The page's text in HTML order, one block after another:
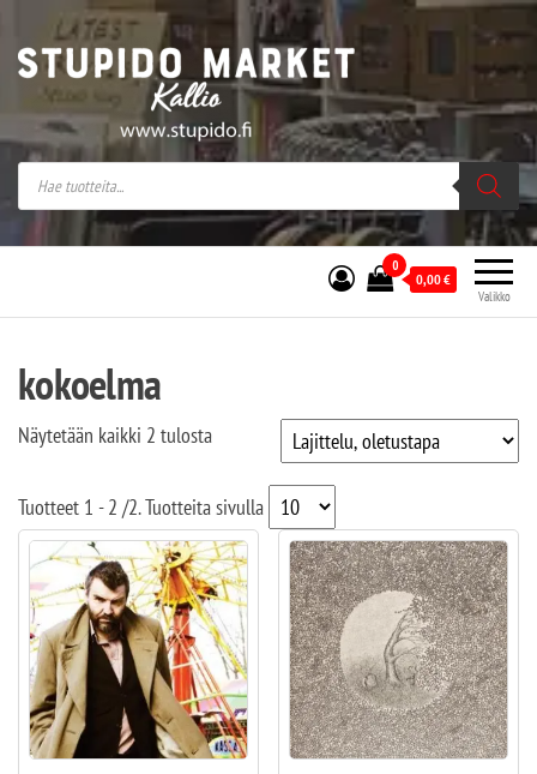
Stupido Market – verkossa ja kivijalassa
Stupido Market on vaihtoehtomusaan
erikoistunut verkko- sekä
kivijalkakauppa Helsingissä Kallion
sydämessä.
Valikko
0
0,00€
kokoelma
Näytetään kaikki 2 tulosta
Tuotteet 1 - 2 /2. Tuotteita sivulla